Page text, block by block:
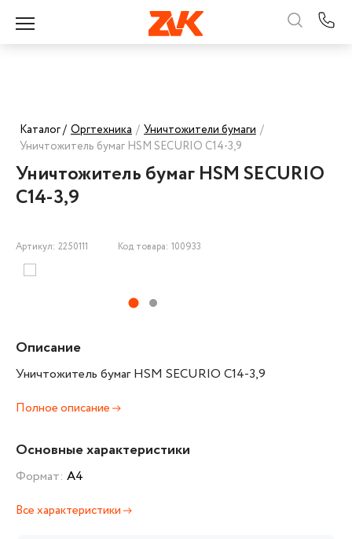
Каталог / Оргтехника / Уничтожители бумаги /
Уничтожитель бумаг HSM SECURIO C14-3,9
Уничтожитель бумаг HSM SECURIO
C14-3,9
Артикул: 2250111 Код товара: 100933
Описание
Уничтожитель бумаг HSM SECURIO C14-3,9
Полное описание
Основные характеристики
Формат: А4
Все характеристики